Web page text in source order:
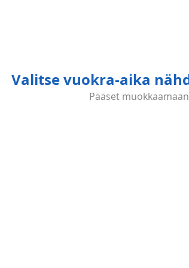
Valitse vuokra-aika
Pääset